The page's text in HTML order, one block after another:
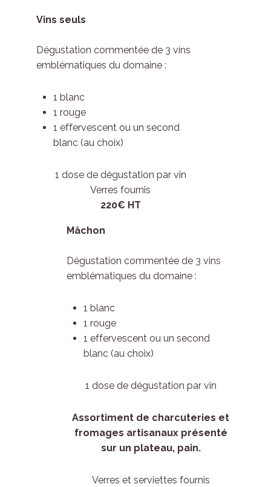
Vins seuls
Dégustation commentée de 3 vins
emblématiques du domaine :
1 blanc
1 rouge
1 effervescent ou un second
blanc (au choix)
1 dose de dégustation par vin
Verres fournis
220€ HT
Mâchon
Dégustation commentée de 3 vins
emblématiques du domaine :
1 blanc
1 rouge
1 effervescent ou un second
blanc (au choix)
1 dose de dégustation par vin
Assortiment de charcuteries et
fromages artisanaux présenté
sur un plateau, pain.
Verres et serviettes fournis